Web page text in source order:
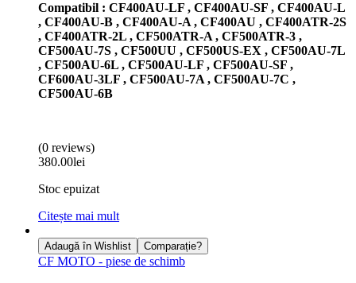
Compatibil : CF400AU-LF , CF400AU-SF , CF400AU-L
, CF400AU-B , CF400AU-A , CF400AU , CF400ATR-2S
, CF400ATR-2L , CF500ATR-A , CF500ATR-3 ,
CF500AU-7S , CF500UU , CF500US-EX , CF500AU-7L
, CF500AU-6L , CF500AU-LF , CF500AU-SF ,
CF600AU-3LF , CF500AU-7A , CF500AU-7C ,
CF500AU-6B
(0 reviews)
380.00lei
Stoc epuizat
Citește mai mult
Adaugă în Wishlist Comparație?
CF MOTO - piese de schimb